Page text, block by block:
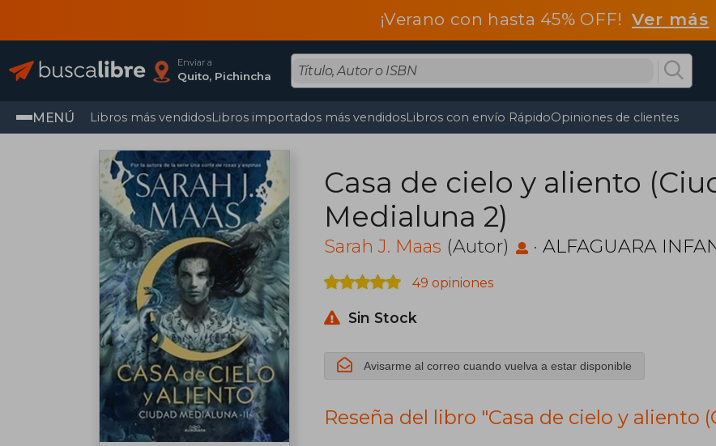
¡Verano con hasta 45% OFF!Ver más
Enviar a
Quito, Pichincha
MENÚ Libros más vendidosLibros importados más vendidosLibros con envío RápidoOpiniones de clientes
Casa de cielo y aliento
Medialuna 2)
Sarah J. Maas (Autor) · ALFAGUARA
49 opiniones
Sin Stock
Avisarme al correo cuando vuelva a estar disponible
Reseña del libro "Casa de cielo y aliento